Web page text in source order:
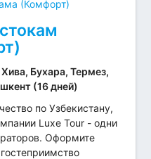
Бухара, Термез,
(16 дней)
по Узбекистану,
Luxe Tour - одни
Оформите